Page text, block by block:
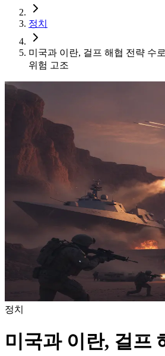
정치
미국과 이란, 걸프 해협 전략 수
위험 고조
정치
미국과 이란, 걸프